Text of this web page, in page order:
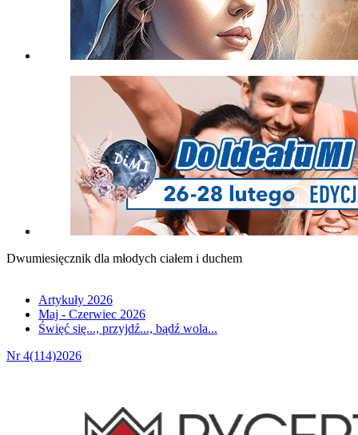
Dwumiesięcznik dla młodych ciałem i duchem
Artykuły 2026
Maj - Czerwiec 2026
Święć się..., przyjdź..., bądź wola...
Nr 4(114)2026